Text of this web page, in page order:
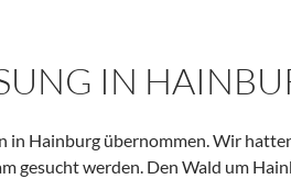
IN
in Hainburg übernommen. Wir
gesucht werden. Den Wald um